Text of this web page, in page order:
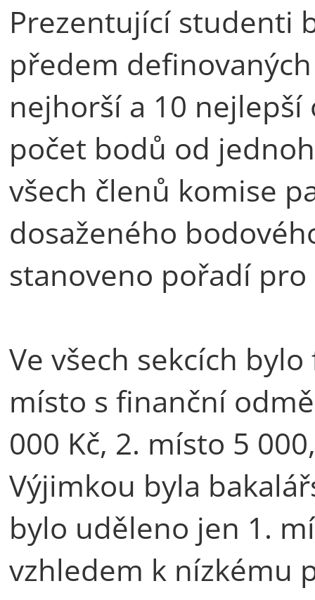
Prezentující studenti
předem
nejhorší a 10
počet bodů od
všech členů komise
dosaženého
stanoveno pořadí pro
Ve všech sekcích
místo s finanční
000 Kč, 2. místo 5
Výjimkou byla
bylo uděleno jen 1.
vzhledem k nízkému